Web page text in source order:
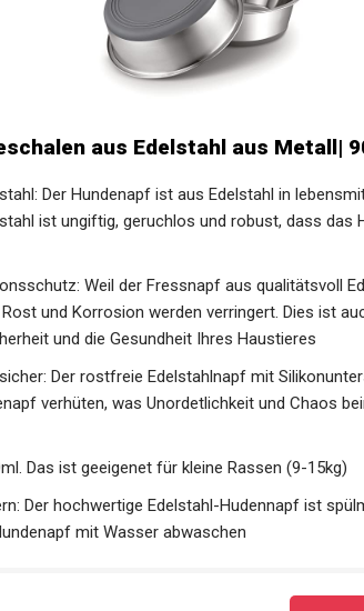
aus Edelstahl aus Metall|
Der Hundenapf ist aus Edelstahl in
ist ungiftig, geruchlos und robust, dass das
Weil der Fressnapf aus qualitätsvoll
und Korrosion werden verringert. Dies ist
und die Gesundheit Ihres Haustieres
Der rostfreie Edelstahlnapf mit
verhüten, was Unordetlichkeit und Chaos
Das ist geeigenet für kleine Rassen (9-15kg)
Der hochwertige Edelstahl-Hudennapf ist
mit Wasser abwaschen